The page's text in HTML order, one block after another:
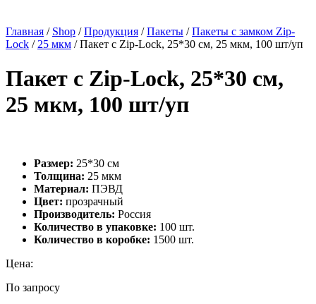
Главная / Shop /Продукция /Пакеты /Пакеты с замком Zip-
Lock / 25 мкм /Пакет с Zip-Lock, 25*30 см, 25 мкм, 100 шт/уп
Пакет с Zip-Lock, 25*30 см,
25 мкм, 100 шт/уп
Размер: 25*30 см
Толщина: 25 мкм
Материал: ПЭВД
Цвет: прозрачный
Производитель: Россия
Количество в упаковке: 100 шт.
Количество в коробке: 1500 шт.
Цена:
По запросу